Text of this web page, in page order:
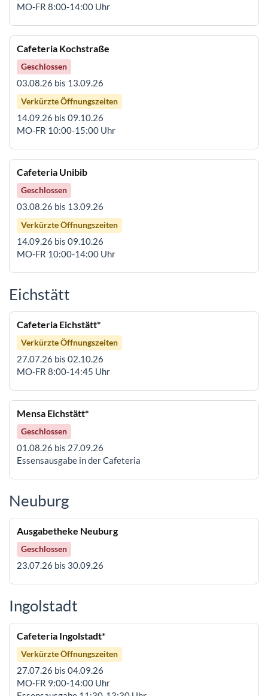
MO-FR 8:00-14:00 Uhr
Cafeteria Kochstraße
Geschlossen
03.08.26 bis 13.09.26
Verkürzte Öffnungszeiten
14.09.26 bis 09.10.26
MO-FR 10:00-15:00 Uhr
Cafeteria Unibib
Geschlossen
03.08.26 bis 13.09.26
Verkürzte Öffnungszeiten
14.09.26 bis 09.10.26
MO-FR 10:00-14:00 Uhr
Eichstätt
Cafeteria Eichstätt*
Verkürzte Öffnungszeiten
27.07.26 bis 02.10.26
MO-FR 8:00-14:45 Uhr
Mensa Eichstätt*
Geschlossen
01.08.26 bis 27.09.26
Essensausgabe in der Cafeteria
Neuburg
Ausgabetheke Neuburg
Geschlossen
23.07.26 bis 30.09.26
Ingolstadt
Cafeteria Ingolstadt*
Verkürzte Öffnungszeiten
27.07.26 bis 04.09.26
MO-FR 9:00-14:00 Uhr